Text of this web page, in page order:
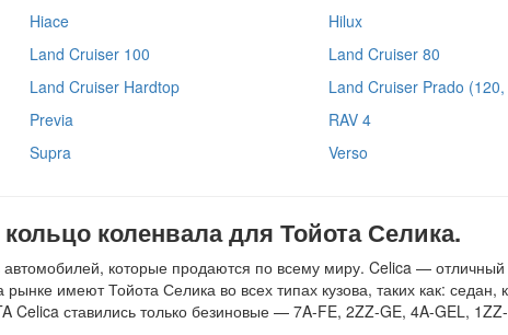
Hiace
Hilux
Land Cruiser 100
Land Cruiser 80
Land Cruiser Hardtop
Land Cruiser Prado
Previa
RAV 4
Supra
Verso
коленвала для Тойота Селика.
которые продаются по всему миру. Celica — отличный
имеют Тойота Селика во всех типах кузова, таких как:
Celica ставились только безиновые — 7A-FE, 2ZZ-GE, 4A-GEL,